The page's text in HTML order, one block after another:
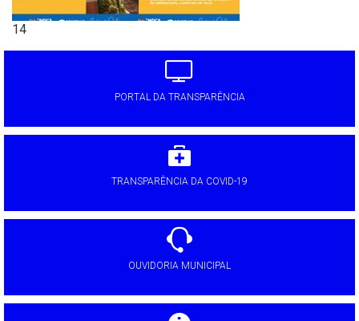
14
PORTAL DA TRANSPARÊNCIA
TRANSPARÊNCIA DA COVID-19
OUVIDORIA MUNICIPAL